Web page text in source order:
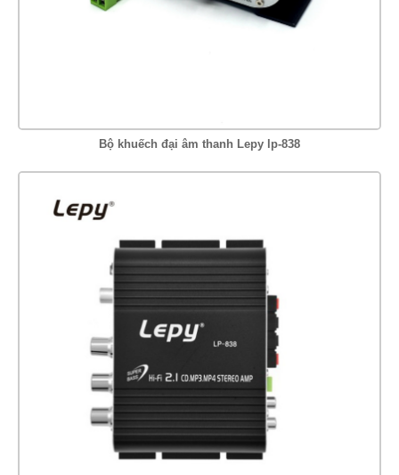
Bộ khuếch đại âm thanh Lepy lp-838